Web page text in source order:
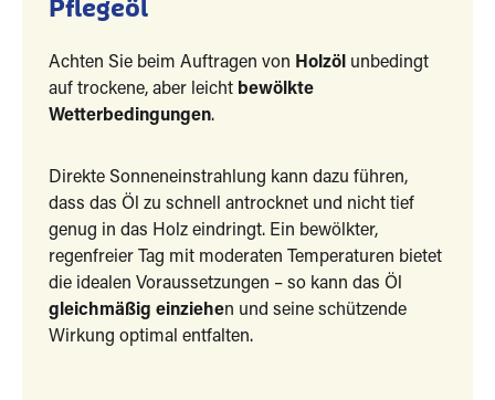
Pflegeöl
Achten Sie beim Auftragen von Holzöl unbedingt
auf trockene, aber leicht bewölkte
Wetterbedingungen.
Direkte Sonneneinstrahlung kann dazu führen,
dass das Öl zu schnell antrocknet und nicht tief
genug in das Holz eindringt. Ein bewölkter,
regenfreier Tag mit moderaten Temperaturen bietet
die idealen Voraussetzungen – so kann das Öl
gleichmäßig einziehen und seine schützende
Wirkung optimal entfalten.